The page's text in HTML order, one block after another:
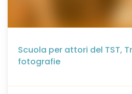
Scuola per attori del TST,
fotografie